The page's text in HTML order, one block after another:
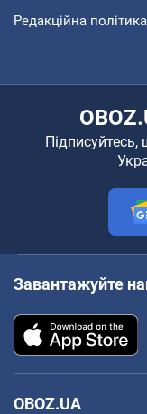
Редакційна політика
Підписуйтесь,
Завантажуйте
OBOZ.UA